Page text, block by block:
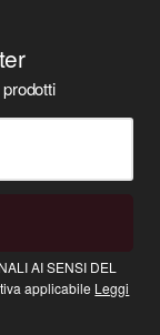
AI SENSI DEL
applicabile Leggi